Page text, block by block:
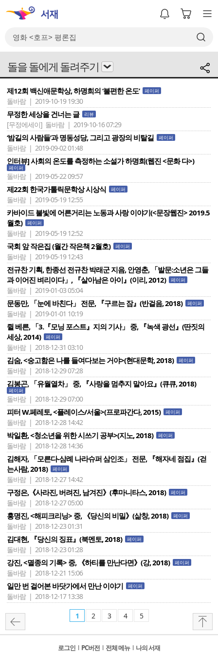
돌을 돌에게 돌려주기
제12회 백신애문학상, 하명희의 ‘불편한 온도’ 페이퍼
돌바람 | 2019-10-19 19:30
무정한 세상을 건너는 글 리뷰
[무정에세이] 돌바람 | 2019-10-16 07:29
‘밤길의 사람들’과 명동성당, 그리고 광장의 비탈길 페이퍼
돌바람 | 2019-09-02 01:48
인터뷰] 사회의 온도를 측정하는 소설가 하명희(웹진 <문화 다>)
페이퍼
돌바람 | 2019-05-22 09:57
제22회 한국가톨릭문학상 시상식 페이퍼
돌바람 | 2019-05-19 12:55
카바이드 불빛에 어른거리는 노동과 사랑 이야기(<문장웹진> 2019.5
월호)
페이퍼
돌바람 | 2019-05-19 12:52
국회 앞 작은집 (월간 작은책 2월호) 페이퍼
돌바람 | 2019-05-19 12:43
전규찬 기획, 한종선 전규찬 박래군 지음, 안영춘, 「발문:소년은 그들
과 이어진 벼리이다」, 『살아남은 아이』(이리, 2012)
페이퍼
돌바람 | 2019-01-03 05:04
문동만, 「눈에 바친다」 전문, 『구르는 잠』(반걸음, 2018) 페이퍼
돌바람 | 2019-01-01 10:19
쥘 베른, 「3.『모닝 포스트』지의 기사」 중, 『녹색 광선』(딴짓의
세상, 2014)
페이퍼
돌바람 | 2018-12-31 03:10
김숨, <숭고함은 나를 들여다보는 거야>(현대문학, 2018) 페이퍼
돌바람 | 2018-12-29 07:28
김봉곤, 「유월열차」 중, 『사랑을 멈추지 말아요』(큐큐, 2018)
페이퍼
돌바람 | 2018-12-29 07:00
피터 W.페레토, <플레이스/서울>(프로파간다, 2015) 페이퍼
돌바람 | 2018-12-28 14:42
박일환, <청소년을 위한 시쓰기 공부>(지노, 2018) 페이퍼
돌바람 | 2018-12-28 14:36
김해자, 「모른다-삼례 나라슈퍼 삼인조」 전문, 『해자네 점집』(걷
는사람, 2018)
페이퍼
돌바람 | 2018-12-27 14:42
구정은,《사라진, 버려진, 남겨진》(후마니타스, 2018) 페이퍼
돌바람 | 2018-12-27 05:00
홍명진, <해피크리닝> 중, 《당신의 비밀》(삶창, 2018) 페이퍼
돌바람 | 2018-12-23 01:31
김대현, 『당신의 징표』(북멘토, 2018) 페이퍼
돌바람 | 2018-12-23 01:28
강진, <멸종의 기록> 중, 《하티를 만난다면》(강, 2018) 페이퍼
돌바람 | 2018-12-21 15:06
일만 번 걸어본 바닷가에서 만난 이야기 페이퍼
돌바람 | 2018-12-17 13:38
1 2 3 4 5
로그인 l PC버전 l 전체 메뉴 l 나의 서재